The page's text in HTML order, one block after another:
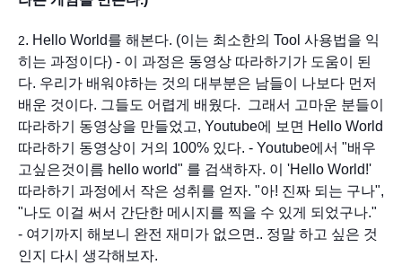
2. Hello World를 해본다. (이는 최소한의 Tool 사용법을 익
히는 과정이다) - 이 과정은 동영상 따라하기가 도움이 된
다. 우리가 배워야하는 것의 대부분은 남들이 나보다 먼저
배운 것이다. 그들도 어렵게 배웠다.  그래서 고마운 분들이
따라하기 동영상을 만들었고, Youtube에 보면 Hello World
따라하기 동영상이 거의 100% 있다. - Youtube에서 "배우
고싶은것이름 hello world" 를 검색하자. 이 'Hello World!'
따라하기 과정에서 작은 성취를 얻자. "아! 진짜 되는 구나",
"나도 이걸 써서 간단한 메시지를 찍을 수 있게 되었구나."
- 여기까지 해보니 완전 재미가 없으면.. 정말 하고 싶은 것
인지 다시 생각해보자.